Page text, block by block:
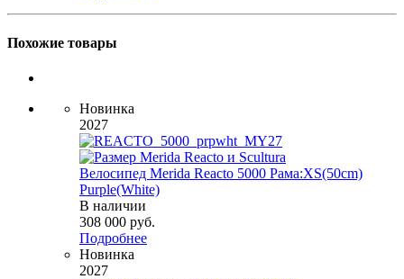
Похожие товары
Новинка
2027
Велосипед Merida Reacto 5000 Рама:XS(50cm)
Purple(White)
В наличии
308 000 руб.
Подробнее
Новинка
2027